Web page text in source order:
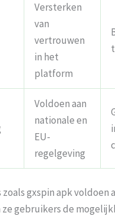
Versterken
van
vertrouwen
in het
platform
Voldoen aan
nationale en
EU-
regelgeving
gxspin apk voldoen
gebruikers de